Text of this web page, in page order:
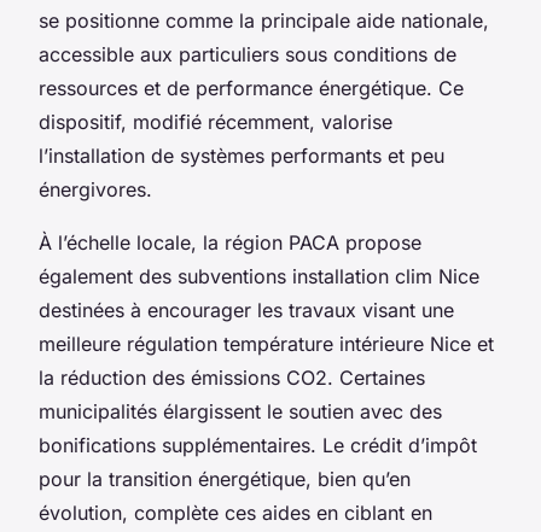
se positionne comme la principale aide nationale,
accessible aux particuliers sous conditions de
ressources et de performance énergétique. Ce
dispositif, modifié récemment, valorise
l’installation de systèmes performants et peu
énergivores.
À l’échelle locale, la région PACA propose
également des subventions installation clim Nice
destinées à encourager les travaux visant une
meilleure régulation température intérieure Nice et
la réduction des émissions CO2. Certaines
municipalités élargissent le soutien avec des
bonifications supplémentaires. Le crédit d’impôt
pour la transition énergétique, bien qu’en
évolution, complète ces aides en ciblant en